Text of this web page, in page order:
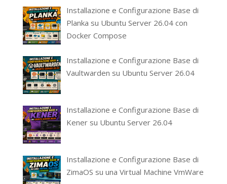
Installazione e Configurazione Base di
Planka su Ubuntu Server 26.04 con
Docker Compose
Installazione e Configurazione Base di
Vaultwarden su Ubuntu Server 26.04
Installazione e Configurazione Base di
Kener su Ubuntu Server 26.04
Installazione e Configurazione Base di
ZimaOS su una Virtual Machine VmWare